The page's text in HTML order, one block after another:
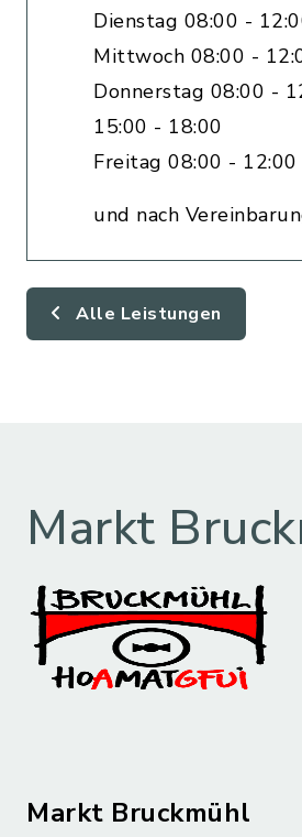
Dienstag 08:00 -
Mittwoch 08:00 -
Donnerstag 08:00 -
15:00 - 18:00
Freitag 08:00 - 12:00
und nach
Alle Leistungen
Markt
Markt Bruckmühl